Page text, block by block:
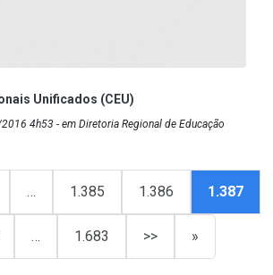
Unificados (CEU)
4h53 - em Diretoria Regional de Educação
… 1.385 1.386 1.387
… 1.683 >> »